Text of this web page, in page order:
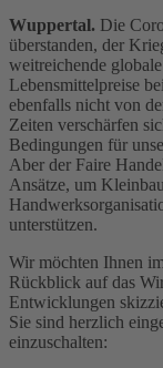
Wuppertal. Die
überstanden, der
weitreichende
Lebensmittelpreise
ebenfalls nicht von
Zeiten verschärfen
Bedingungen für
Aber der Faire
Ansätze, um
unterstützen.
Wir möchten Ihnen
Rückblick auf das
Entwicklungen
Sie sind herzlich
einzuschalten: